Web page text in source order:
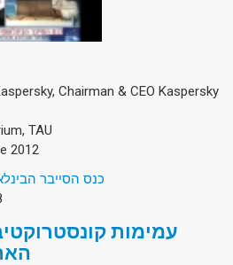
Chairman & CEO Kaspersky
TAU
2012
כנס הסייבר
עמימות